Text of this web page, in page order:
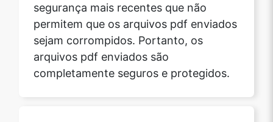
segurança mais recentes que não
permitem que os arquivos pdf enviados
sejam corrompidos. Portanto, os
arquivos pdf enviados são
completamente seguros e protegidos.